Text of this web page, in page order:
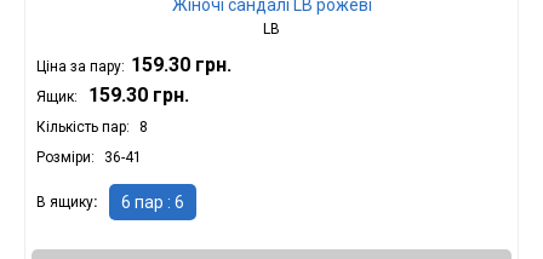
Жіночі сандалі LB рожеві
LB
Ціна за пару: 159.30 грн.
Ящик: 159.30 грн.
Кількість пар
8
Розміри
36-41
В ящику 6 пар : 6